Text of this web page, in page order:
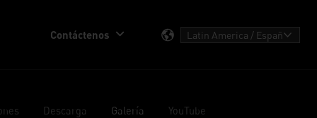
Contáctenos
Descarga Galería YouTube